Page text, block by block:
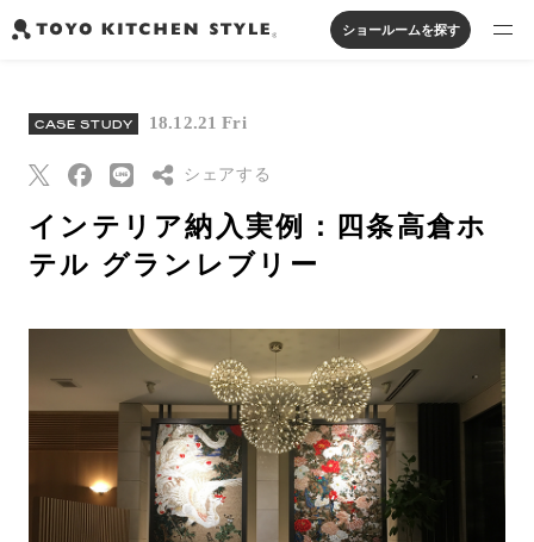
オープンキッチン
ペニンシュラキッチン
壁付けキッチン
セパレートキッチン
並列型キッチン
家具・照明・タイル
バス・洗面
実例から探す
私たちについて
オンラインストア
カタログを見る
ショールームを探す
CASE STUDY 18.12.21 Fri
シェアする
Threads
はてなブックマー
Eメールで送信
URLをコピー
インテリア納入実例：四条高倉ホ
テル グランレブリー